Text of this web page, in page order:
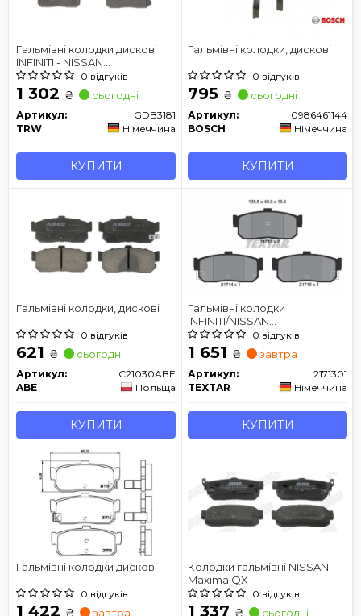
Гальмівні колодки дискові
INFINITI - NISSAN
G20/Almera/Cefiro/Maxima
QX/Pulsar/QX/Sunny
0 відгуків
1 302 ₴ сьогодні
Артикул:
GDB3181
TRW
Німеччина
КУПИТИ
Гальмівні колодки, дискові
0 відгуків
795 ₴ сьогодні
Артикул:
0986461144
BOSCH
Німеччина
КУПИТИ
Гальмівні колодки, дискові
0 відгуків
621 ₴ сьогодні
Артикул:
C21030ABE
ABE
Польща
КУПИТИ
Гальмівні колодки
INFINITI/NISSAN
G20/Almera/Sunny "R "89>>
0 відгуків
1 651 ₴ завтра
Артикул:
2171301
TEXTAR
Німеччина
КУПИТИ
Гальмівні колодки дискові
0 відгуків
1 422 ₴ завтра
Колодки гальмівні NISSAN
Maxima QX
0 відгуків
1 337 ₴ сьогодні